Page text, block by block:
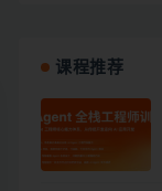
课程推荐